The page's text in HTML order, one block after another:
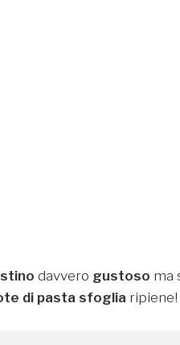
davvero gustoso ma
di pasta sfoglia ripiene!